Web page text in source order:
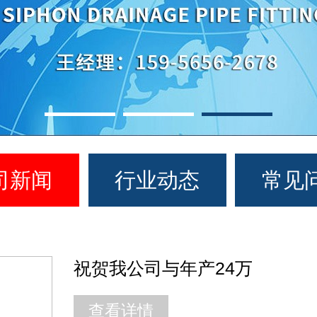
新闻 行业动态 常见
祝贺我公司与年产24万
查看详情